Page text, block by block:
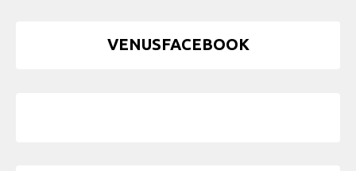
VENUSFACEBOOK